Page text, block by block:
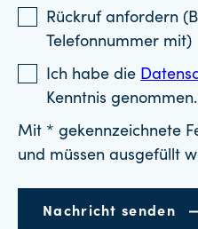
Rückruf anfordern
Telefonnummer mit)
Ich habe die
Kenntnis genommen.
Mit * gekennzeichnete
und müssen ausgefüllt
Nachricht senden